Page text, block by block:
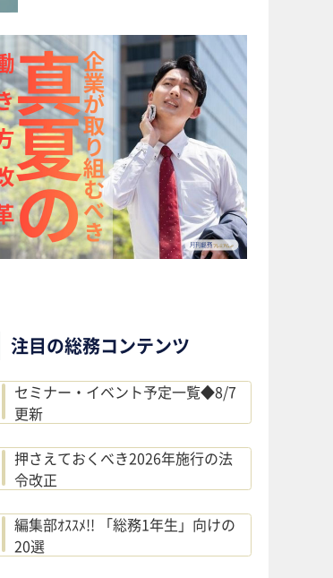
注目の総務コンテンツ
セミナー・イベント予定一覧◆8/7
更新
押さえておくべき2026年施行の法
令改正
編集部ｵｽｽﾒ!! 「総務1年生」向けの
20選